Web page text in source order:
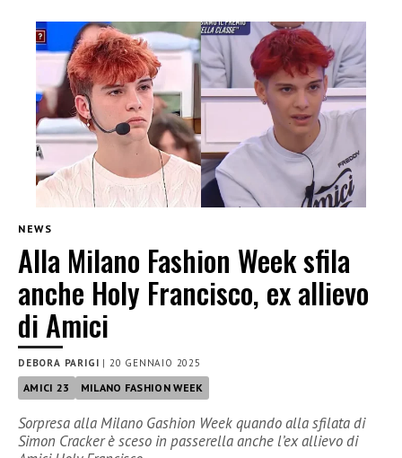
NEWS
Alla Milano Fashion Week sfila
anche Holy Francisco, ex allievo
di Amici
DEBORA PARIGI | 20 GENNAIO 2025
AMICI 23 MILANO FASHION WEEK
Sorpresa alla Milano Gashion Week quando alla sfilata di
Simon Cracker è sceso in passerella anche l’ex allievo di